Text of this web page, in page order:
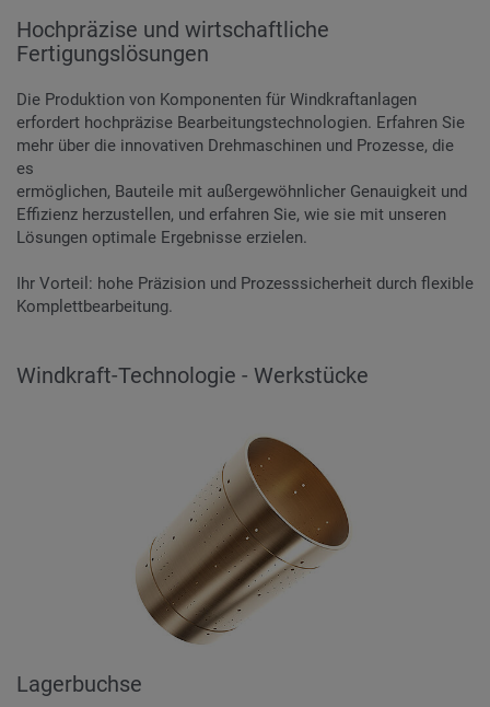
Hochpräzise und wirtschaftliche
Fertigungslösungen
Die Produktion von Komponenten für Windkraftanlagen
erfordert hochpräzise Bearbeitungstechnologien. Erfahren Sie
mehr über die innovativen Drehmaschinen und Prozesse, die
es
ermöglichen, Bauteile mit außergewöhnlicher Genauigkeit und
Effizienz herzustellen, und erfahren Sie, wie sie mit unseren
Lösungen optimale Ergebnisse erzielen.
Ihr Vorteil: hohe Präzision und Prozesssicherheit durch flexible
Komplettbearbeitung.
Windkraft-Technologie - Werkstücke
Lagerbuchse